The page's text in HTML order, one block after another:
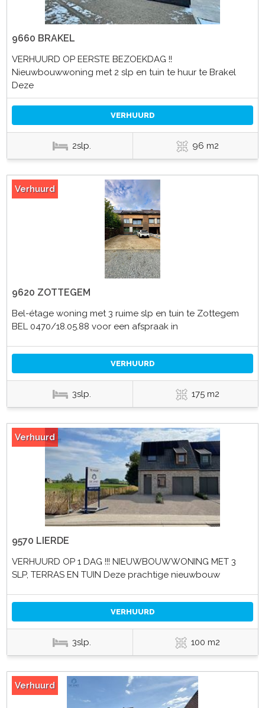
9660 BRAKEL
VERHUURD OP EERSTE BEZOEKDAG !!
Nieuwbouwwoning met 2 slp en tuin te huur te Brakel
Deze
VERHUURD
2slp. 96 m2
Verhuurd
9620 ZOTTEGEM
Bel-étage woning met 3 ruime slp en tuin te Zottegem
BEL 0470/18.05.88 voor een afspraak in
VERHUURD
3slp. 175 m2
Verhuurd
9570 LIERDE
VERHUURD OP 1 DAG !!! NIEUWBOUWWONING MET 3
SLP, TERRAS EN TUIN Deze prachtige nieuwbouw
VERHUURD
3slp. 100 m2
Verhuurd